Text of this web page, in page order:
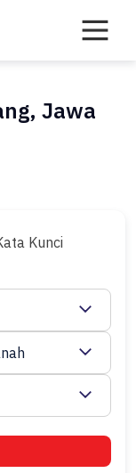
Jawa
Kunci